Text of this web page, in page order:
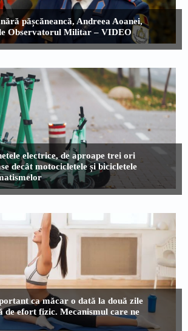
pășcăneancă, Andreea Aoanei,
Observatorul Militar – VIDEO
electrice, de aproape trei ori
decât motocicletele și bicicletele
ca măcar o dată la două zile
de efort fizic. Mecanismul care ne